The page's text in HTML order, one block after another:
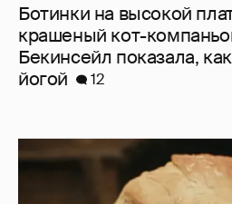
Ботинки на высокой
крашеный кот-
Бекинсейл показала,
йогой
12